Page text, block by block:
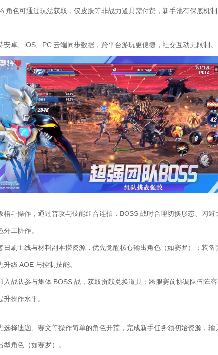
角色可通过玩法获取，仅皮肤等非战力道具需付费，新手池有保底机
安卓、iOS、PC 云端同步数据，跨平台游玩更便捷，社交互动无限制。​
格斗操作，通过普攻与技能组合连招，BOSS 战时合理切换形态、闪避
工协作。​
日刷主线与材料副本攒资源，优先觉醒核心输出角色（如赛罗）；装备
级 AOE 与控制技能。​
入战队参与集体 BOSS 战，获取贡献兑换道具；跨服赛前协调队伍阵
操作水平。​
选择迪迦、赛文等操作简单的角色开荒，完成新手任务领初始资源，输
角色（如赛罗）。​